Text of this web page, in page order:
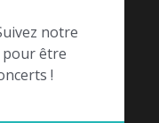
notre
pour être
!